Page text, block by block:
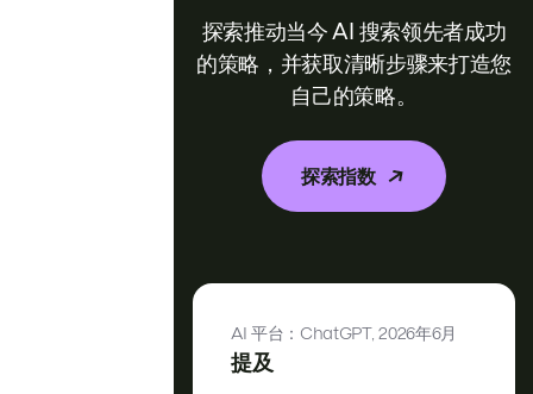
探索推动当今 AI 搜索领先者成功
的策略，并获取清晰步骤来打造您
自己的策略。
探索指数
提及
AI 平台：ChatGPT,2026年6月